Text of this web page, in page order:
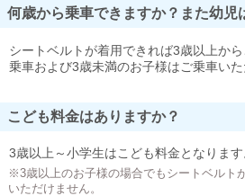
何歳から乗車できますか？また幼児
シートベルトが着用できれば3歳以上か
乗車および3歳未満のお子様はご乗車いた
こども料金はありますか？
3歳以上～小学生はこども料金となります
※3歳以上のお子様の場合でもシートベルト
いただけません。